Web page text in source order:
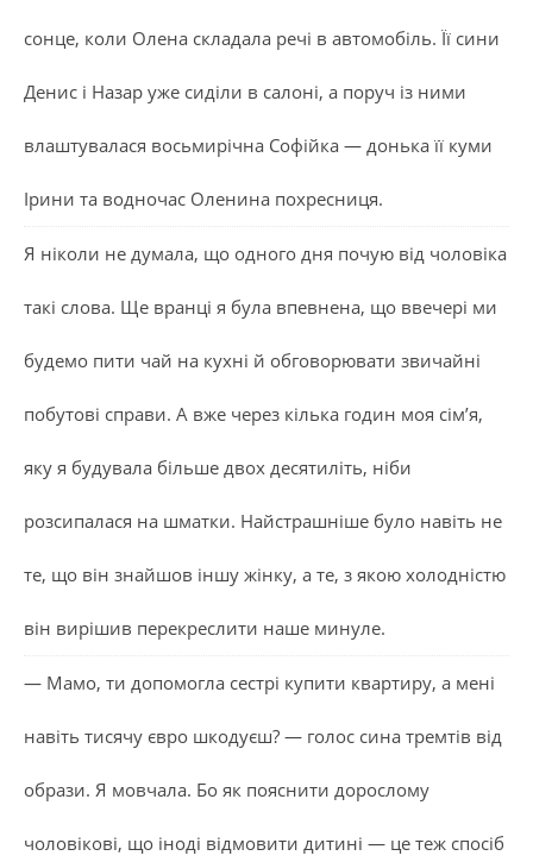
сонце, коли Олена складала речі в автомобіль. Її сини
Денис і Назар уже сиділи в салоні, а поруч із ними
влаштувалася восьмирічна Софійка — донька її куми
Ірини та водночас Оленина похресниця.
Я ніколи не думала, що одного дня почую від чоловіка
такі слова. Ще вранці я була впевнена, що ввечері ми
будемо пити чай на кухні й обговорювати звичайні
побутові справи. А вже через кілька годин моя сім’я,
яку я будувала більше двох десятиліть, ніби
розсипалася на шматки. Найстрашніше було навіть не
те, що він знайшов іншу жінку, а те, з якою холодністю
він вирішив перекреслити наше минуле.
— Мамо, ти допомогла сестрі купити квартиру, а мені
навіть тисячу євро шкодуєш? — голос сина тремтів від
образи. Я мовчала. Бо як пояснити дорослому
чоловікові, що іноді відмовити дитині — це теж спосіб